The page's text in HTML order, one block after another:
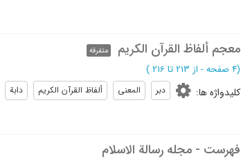
معجم ألفاظ القرآن الکریم متفرقه
(‎4 صفحه - از 213 تا 216 )
کلیدواژه ها: دبر المعنی ألفاظ القرآن الکریم دابة
فهرست - مجله رسالة الاسلام